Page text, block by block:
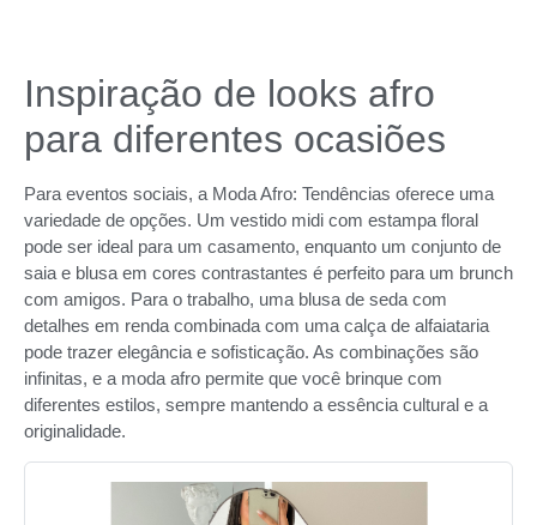
Inspiração de looks afro
para diferentes ocasiões
Para eventos sociais, a Moda Afro: Tendências oferece uma
variedade de opções. Um vestido midi com estampa floral
pode ser ideal para um casamento, enquanto um conjunto de
saia e blusa em cores contrastantes é perfeito para um brunch
com amigos. Para o trabalho, uma blusa de seda com
detalhes em renda combinada com uma calça de alfaiataria
pode trazer elegância e sofisticação. As combinações são
infinitas, e a moda afro permite que você brinque com
diferentes estilos, sempre mantendo a essência cultural e a
originalidade.